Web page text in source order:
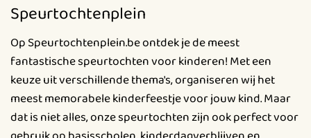
meerdere
variaties.
Deze
optie
kan
gekozen
worden
op
Deze
optie
kan
gekozen
worden
op
Speurtochtenplein
Op Speurtochtenplein.be ontdek je de meest
fantastische speurtochten voor kinderen! Met een
keuze uit verschillende thema's, organiseren wij het
meest memorabele kinderfeestje voor jouw kind. Maar
dat is niet alles, onze speurtochten zijn ook perfect voor